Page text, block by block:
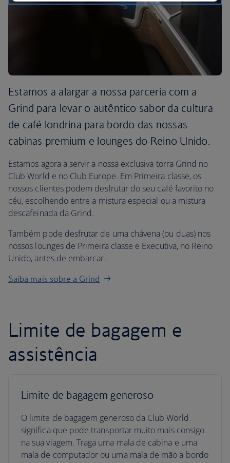
Estamos a alargar a nossa parceria com a
Grind para levar o autêntico sabor da cultura
de café londrina para bordo das nossas
cabinas premium e lounges do Reino Unido.
Estamos agora a servir a nossa exclusiva torra Grind no
Club World e no Club Europe. Em Primeira classe, os
nossos clientes podem desfrutar do seu café favorito no
céu, escolhendo entre a mistura especial ou a mistura
descafeinada da Grind.
Também pode desfrutar de uma chávena (ou duas) nos
nossos lounges de Primeira classe e Executiva, no Reino
Unido, antes de embarcar.
Saiba mais sobre a Grind
Limite de bagagem e
assistência
Limite de bagagem generoso
O limite de bagagem generoso da Club World
significa que pode transportar muito mais consigo
na sua viagem. Traga uma mala de cabina e uma
mala de computador ou uma mala de mão a bordo